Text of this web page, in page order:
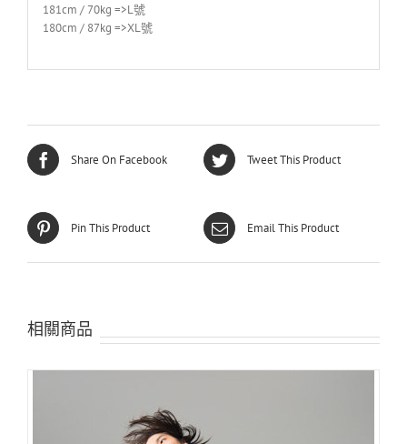
181cm / 70kg =>L號
180cm / 87kg =>XL號
Share On Facebook Tweet This Product
Pin This Product Email This Product
相關商品